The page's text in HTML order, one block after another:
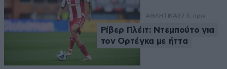
ΑΘΛΗΤΙΚΑ37 λ. πριν
Ρίβερ Πλέιτ: Ντεμπούτο για
τον Ορτέγκα με ήττα